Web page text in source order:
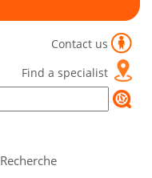
Contact us
Find a specialist
Recherche